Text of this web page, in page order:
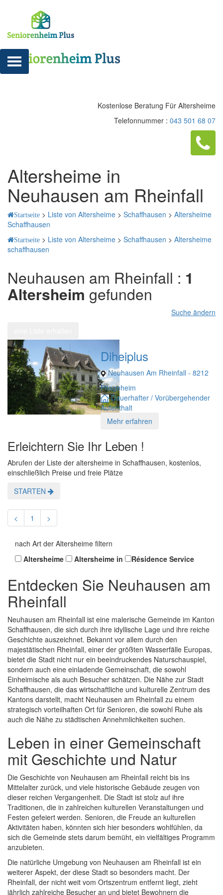
Kostenlose Beratung Für Altersheime
Telefonnummer : 043 501 68 07
Altersheime in
Neuhausen am Rheinfall
Startseite > Liste von Altersheime > Schaffhausen > Altersheime
Schaffhausen
Startseite > Liste von Altersheime > Schaffhausen > Altersheime
schaffhausen
Neuhausen am Rheinfall : 1
Altersheim gefunden
Suche ändern
Diheiplus
Neuhausen Am Rheinfall - 8212
Pflegeheim
Dauerhafter / Vorübergehender
Aufenthalt
Mehr erfahren
Erleichtern Sie Ihr Leben !
Abrufen der Liste der altersheime in Schaffhausen, kostenlos,
einschließlich Preise und freie Plätze
STARTEN
< 1 >
nach Art der Altersheime filtern
Altersheime
Altersheime in Résidence Service
Entdecken Sie Neuhausen am
Rheinfall
Neuhausen am Rheinfall ist eine malerische Gemeinde im Kanton
Schaffhausen, die sich durch ihre idyllische Lage und ihre reiche
Geschichte auszeichnet. Bekannt vor allem durch den
majestätischen Rheinfall, einer der größten Wasserfälle Europas,
bietet die Stadt nicht nur ein beeindruckendes Naturschauspiel,
sondern auch eine einladende Gemeinschaft, die sowohl
Einheimische als auch Besucher schätzen. Die Nähe zur Stadt
Schaffhausen, die das wirtschaftliche und kulturelle Zentrum des
Kantons darstellt, macht Neuhausen am Rheinfall zu einem
strategisch vorteilhaften Ort für Senioren, die sowohl Ruhe als
auch die Nähe zu städtischen Annehmlichkeiten suchen.
Leben in einer Gemeinschaft
mit Geschichte und Natur
Die Geschichte von Neuhausen am Rheinfall reicht bis ins
Mittelalter zurück, und viele historische Gebäude zeugen von
dieser reichen Vergangenheit. Die Stadt ist stolz auf ihre
Traditionen, die in zahlreichen kulturellen Veranstaltungen und
Festen gefeiert werden. Senioren, die Freude an kulturellen
Aktivitäten haben, könnten sich hier besonders wohlfühlen, da
sich die Gemeinde stets darum bemüht, ein vielfältiges Programm
anzubieten.
Die natürliche Umgebung von Neuhausen am Rheinfall ist ein
weiterer Aspekt, der diese Stadt so besonders macht. Der
Rheinfall, der nicht weit vom Ortszentrum entfernt liegt, zieht
jährlich zahlreiche Besucher an und bietet Bewohnern die